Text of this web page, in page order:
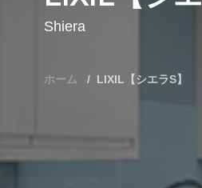
Shiera
ホーム LIXIL【シエラS】